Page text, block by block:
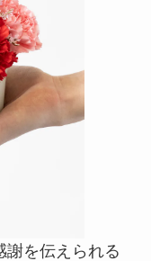
謝を伝えられる